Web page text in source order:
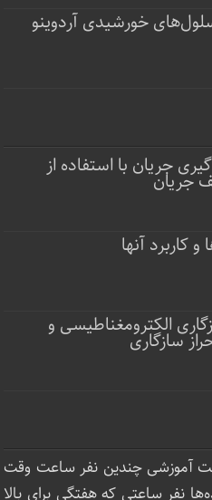
سلول‌های خورشیدی آردوینو
جریان با استفاده از
جریان
و کاربرد آنها
الکترومغناطیسی و
سازگاری
آموزشی چندین نفر ساعت‌ وقت
نفر ساعتی که هفتگی برای بالا